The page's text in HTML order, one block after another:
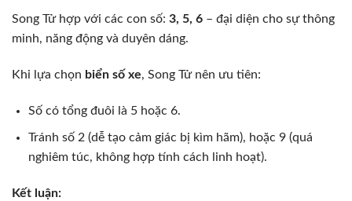
Song Tử hợp với các con số: 3, 5, 6 – đại diện cho sự thông
minh, năng động và duyên dáng.
Khi lựa chọn biển số xe, Song Tử nên ưu tiên:
Số có tổng đuôi là 5 hoặc 6.
Tránh số 2 (dễ tạo cảm giác bị kìm hãm), hoặc 9 (quá
nghiêm túc, không hợp tính cách linh hoạt).
Kết luận: